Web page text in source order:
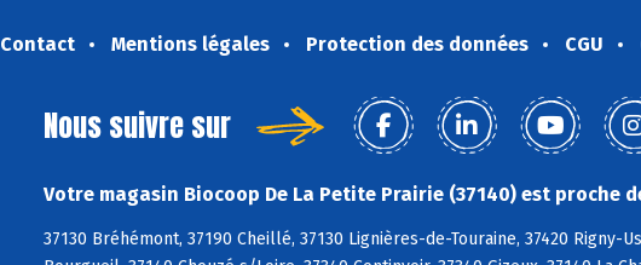
Contact Mentions légales Protection des données CGU
Nous suivre sur
Votre magasin Biocoop De La Petite Prairie (37140) est proche
37130 Bréhémont, 37190 Cheillé, 37130 Lignières-de-Touraine, 37420 Rigny-